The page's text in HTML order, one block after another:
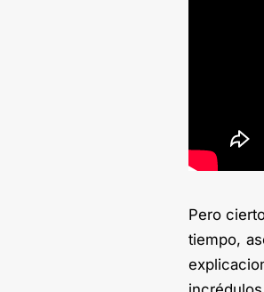
Pero
tiempo,